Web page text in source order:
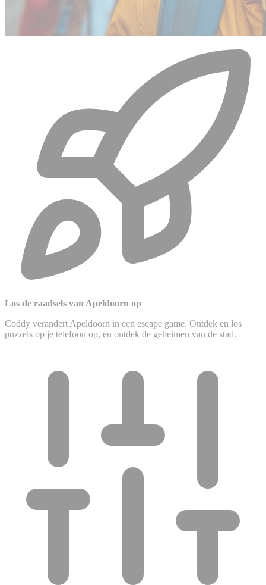
Los de raadsels van Apeldoorn op
Coddy verandert Apeldoorn in een escape game. Ontdek en los
puzzels op je telefoon op, en ontdek de geheimen van de stad.